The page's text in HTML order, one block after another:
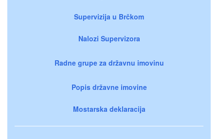
Supervizija u Brčkom
Nalozi Supervizora
Radne grupe za državnu imovinu
Popis državne imovine
Mostarska deklaracija